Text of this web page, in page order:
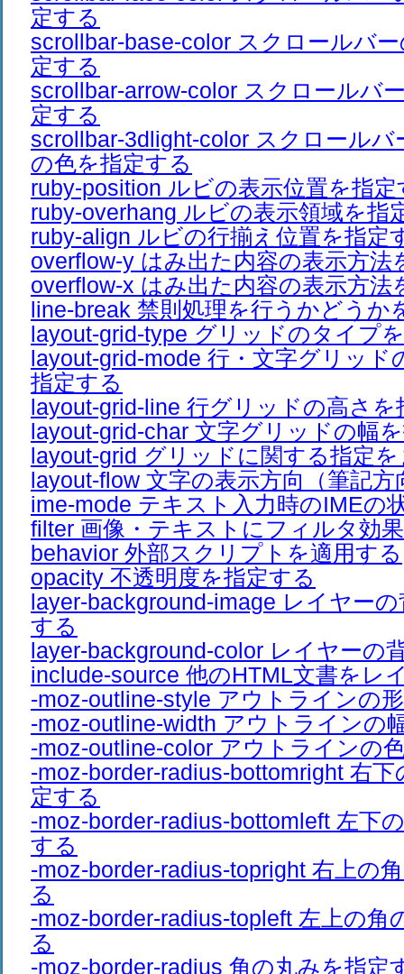
定する
scrollbar-base-color スクロールバ
定する
scrollbar-arrow-color スクロールバ
定する
scrollbar-3dlight-color スクロールバ
の色を指定する
ruby-position ルビの表示位置を指定
ruby-overhang ルビの表示領域を指
ruby-align ルビの行揃え位置を指定
overflow-y はみ出た内容の表示方法
overflow-x はみ出た内容の表示方法
line-break 禁則処理を行うかどうか
layout-grid-type グリッドのタイプ
layout-grid-mode 行・文字グリッド
指定する
layout-grid-line 行グリッドの高さを
layout-grid-char 文字グリッドの幅
layout-grid グリッドに関する指定
layout-flow 文字の表示方向（筆記
ime-mode テキスト入力時のIMEの
filter 画像・テキストにフィルタ効
behavior 外部スクリプトを適用する
opacity 不透明度を指定する
layer-background-image レイヤー
する
layer-background-color レイヤーの
include-source 他のHTML文書をレ
-moz-outline-style アウトラインの
-moz-outline-width アウトラインの
-moz-outline-color アウトラインの
-moz-border-radius-bottomright 右
定する
-moz-border-radius-bottomleft 左下
する
-moz-border-radius-topright 右上の
る
-moz-border-radius-topleft 左上の角
る
-moz-border-radius 角の丸みを指定